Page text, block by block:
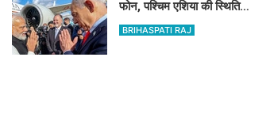
फोन, पश्चिम एशिया की स्थिति
और द्विपक्षीय रिश्तों पर चर्चा
BRIHASPATI RAJ